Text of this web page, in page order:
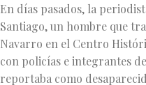
En días pasados, la
Santiago, un hombre que
Navarro en el Centro
con policías e integrantes
reportaba como